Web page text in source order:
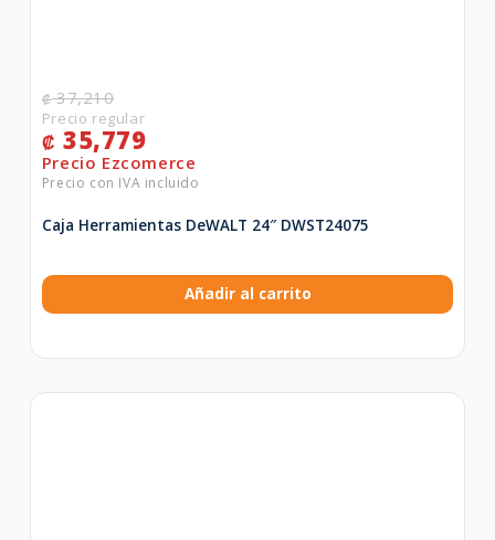
₡37,210
₡ 35,779
Caja Herramientas DeWALT 24″ DWST24075
Añadir al carrito